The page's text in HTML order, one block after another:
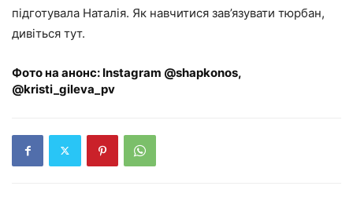
підготувала Наталія. Як навчитися зав’язувати тюрбан,
дивіться тут.
Фото на анонс: Instagram @shapkonos,
@kristi_gileva_pv